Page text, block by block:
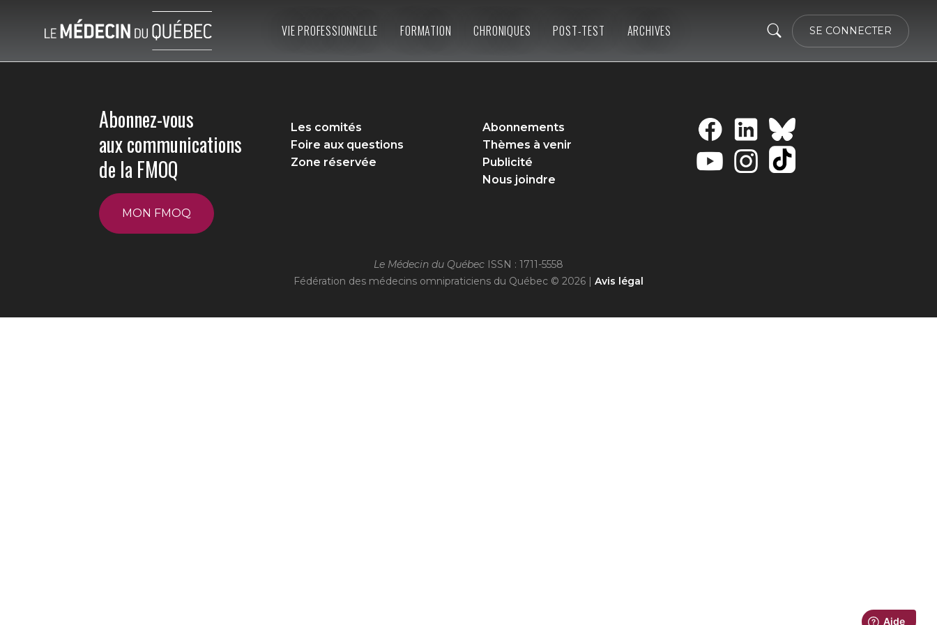
SE CONNECTER
VIE PROFESSIONNELLE FORMATION CHRONIQUES POST-TEST ARCHIVES
Abonnez-vous
aux communications
de la FMOQ
MON FMOQ
Les comités
Foire aux questions
Zone réservée
Abonnements
Thèmes à venir
Publicité
Nous joindre
Le Médecin du Québec ISSN : 1711-5558
Fédération des médecins omnipraticiens du Québec © 2026 | Avis légal